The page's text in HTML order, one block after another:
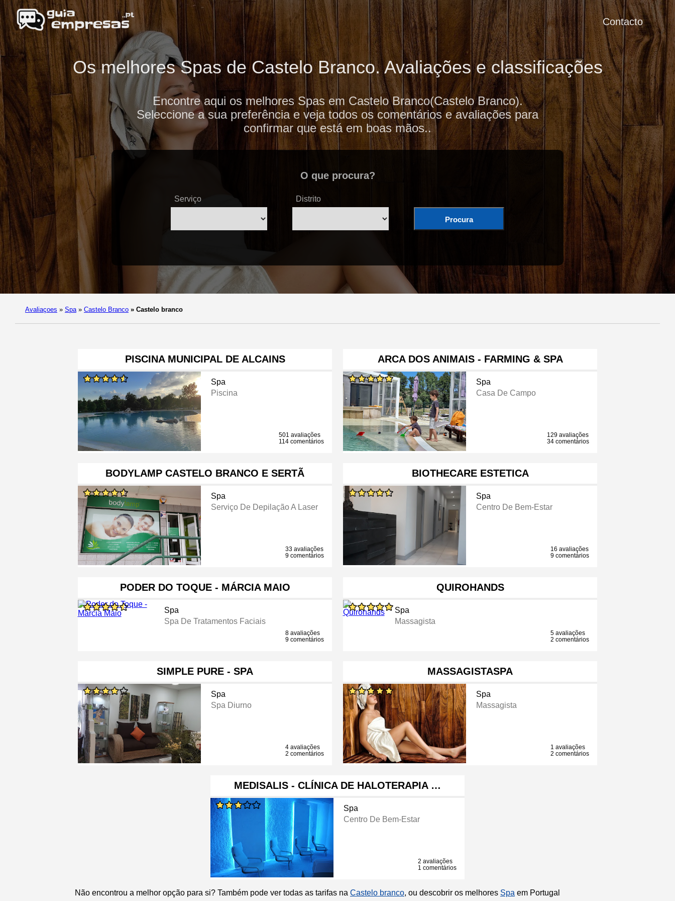
Contacto
Os melhores Spas de Castelo Branco. Avaliações e classificações
Encontre aqui os melhores Spas em Castelo Branco(Castelo Branco).
Seleccione a sua preferência e veja todos os comentários e avaliações para
confirmar que está em boas mãos..
O que procura?
Serviço Distrito
Procura
Avaliaçoes » Spa » Castelo Branco » Castelo branco
PISCINA MUNICIPAL DE ALCAINS
Spa
Piscina
501 avaliações
114 comentários
ARCA DOS ANIMAIS - FARMING & SPA
Spa
Casa De Campo
129 avaliações
34 comentários
BODYLAMP CASTELO BRANCO E SERTÃ
Spa
Serviço De Depilação A Laser
33 avaliações
9 comentários
BIOTHECARE ESTETICA
Spa
Centro De Bem-Estar
16 avaliações
9 comentários
PODER DO TOQUE - MÁRCIA MAIO
Spa
Spa De Tratamentos Faciais
8 avaliações
9 comentários
QUIROHANDS
Spa
Massagista
5 avaliações
2 comentários
SIMPLE PURE - SPA
Spa
Spa Diurno
4 avaliações
2 comentários
MASSAGISTASPA
Spa
Massagista
1 avaliações
2 comentários
MEDISALIS - CLÍNICA DE HALOTERAPIA …
Spa
Centro De Bem-Estar
2 avaliações
1 comentários
Não encontrou a melhor opção para si? Também pode ver todas as tarifas na Castelo branco, ou descobrir os melhores Spa em Portugal